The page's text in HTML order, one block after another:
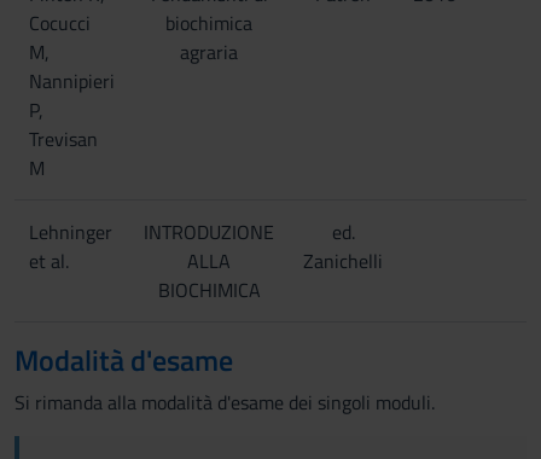
Cocucci
M,
Nannipieri
P,
Trevisan
M
biochimica
agraria
Lehninger
et al.
INTRODUZIONE
ALLA
BIOCHIMICA
ed.
Zanichelli
Modalità d'esame
Si rimanda alla modalità d'esame dei singoli moduli.